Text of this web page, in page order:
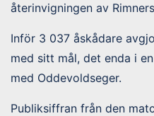
återinvigningen av
Inför 3 037 åskådare
med sitt mål, det enda i
med Oddevoldseger.
Publiksiffran från den